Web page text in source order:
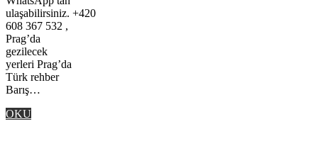
ulaşabilirsiniz. +420
608 367 532 ,
Prag’da
gezilecek
yerleri Prag’da
Türk rehber
Barış…
OKU